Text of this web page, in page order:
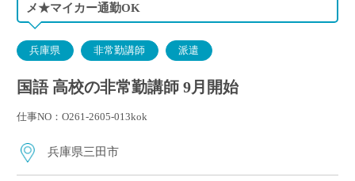
メ★マイカー通勤OK
兵庫県 非常勤講師 派遣
国語 高校の非常勤講師 9月開始
仕事NO：O261-2605-013kok
兵庫県三田市